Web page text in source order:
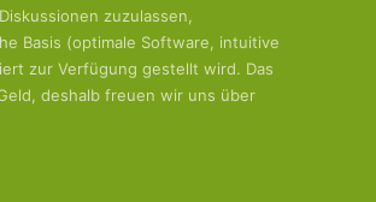
zuzulassen,
Basis (optimale Software, intuitive
zur Verfügung gestellt wird. Das
deshalb freuen wir uns über